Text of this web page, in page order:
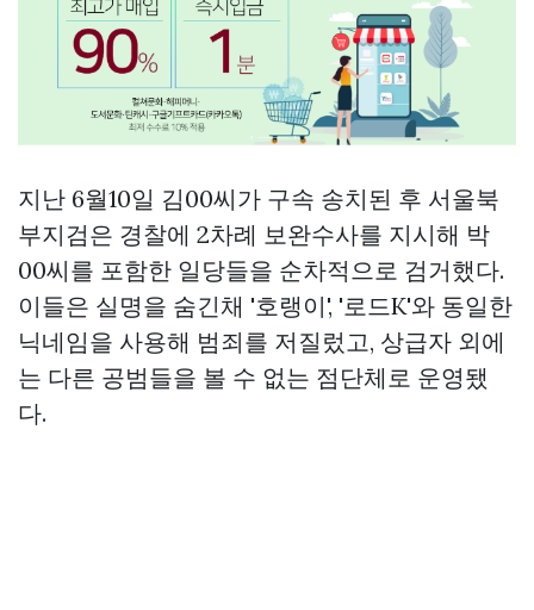
지난 6월10일 김00씨가 구속 송치된 후 서울북
부지검은 경찰에 2차례 보완수사를 지시해 박
00씨를 포함한 일당들을 순차적으로 검거했다.
이들은 실명을 숨긴채 '호랭이', '로드K'와 동일한
닉네임을 사용해 범죄를 저질렀고, 상급자 외에
는 다른 공범들을 볼 수 없는 점단체로 운영됐
다.